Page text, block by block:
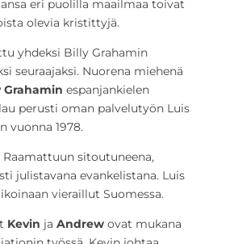
eri puolilla maailmaa toivat
olevia kristittyjä.
yhdeksi Billy Grahamin
seuraajaksi. Nuorena miehenä
Grahamin espanjankielen
perusti oman palvelutyön Luis
vuonna 1978.
sitoutuneena,
julistavana evankelistana. Luis
vieraillut Suomessa.
Kevin ja Andrew ovat mukana